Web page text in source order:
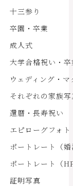
十三参り
卒園・卒業
成人式
大学合格祝い・卒
ウェディング・マ
それぞれの家族写
還暦・長寿祝い
エピローグフォト
ポートレート（婚
ポートレート（
証明写真